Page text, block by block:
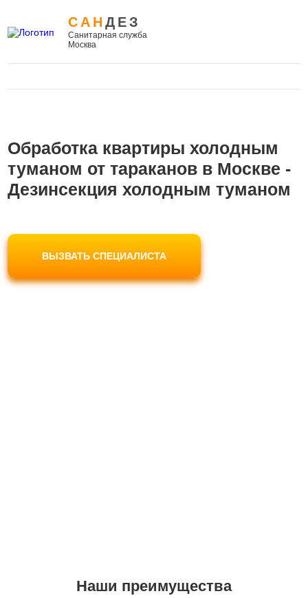
САНДЕЗ
Санитарная служба
Москва
Обработка квартиры холодным
туманом от тараканов в Москве -
Дезинсекция холодным туманом
ВЫЗВАТЬ СПЕЦИАЛИСТА
Наши преимущества